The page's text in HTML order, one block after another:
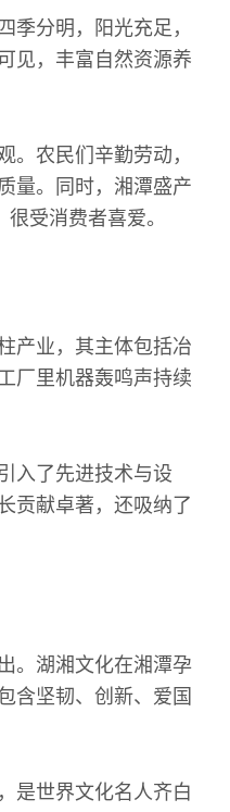
季分明，阳光充足，
见，丰富自然资源养
。农民们辛勤劳动，
量。同时，湘潭盛产
受消费者喜爱。
产业，其主体包括冶
厂里机器轰鸣声持续
入了先进技术与设
贡献卓著，还吸纳了
。湖湘文化在湘潭孕
含坚韧、创新、爱国
是世界文化名人齐白